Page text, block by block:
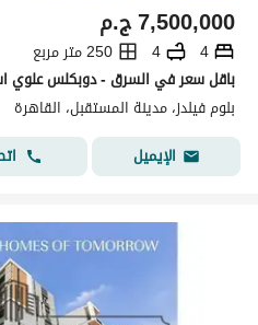
ج.م7,500,000
4
4
250 متر مربع
باقل سعر في السرق - دوبكلس علوي
بلوم فيلدز، مدينة المستقبل، القاهرة
الإيميل